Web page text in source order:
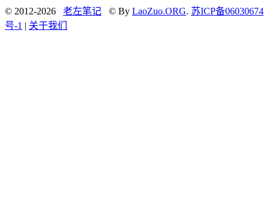
© 2012-2026 老左笔记 © By LaoZuo.ORG. 苏ICP备06030674
号-1 | 关于我们